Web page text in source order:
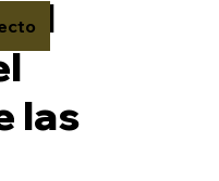
las